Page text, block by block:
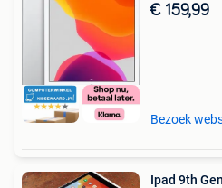
€ 159,99
Bezoek
Ipad 9th